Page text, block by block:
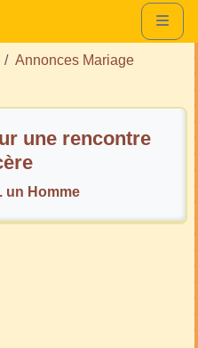
Annonces Mariage
une rencontre
un Homme